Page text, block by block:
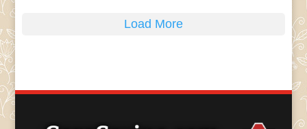
Load More